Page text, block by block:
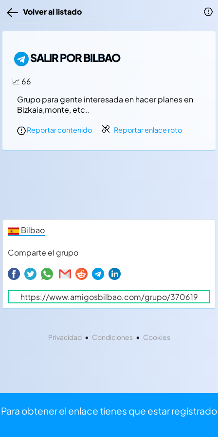
Volver al listado
SALIR POR BILBAO
📈 66
Grupo para gente interesada en hacer planes en
Bizkaia,monte, etc..
Para obtener el enlace tienes que estar registrado
Reportar contenido Reportar enlace roto
Bilbao
Comparte el grupo
Privacidad• Condiciones• Cookies